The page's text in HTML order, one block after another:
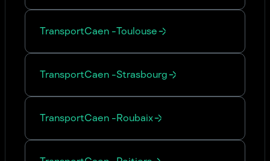
TransportCaen -Toulouse
TransportCaen -Strasbourg
TransportCaen -Roubaix